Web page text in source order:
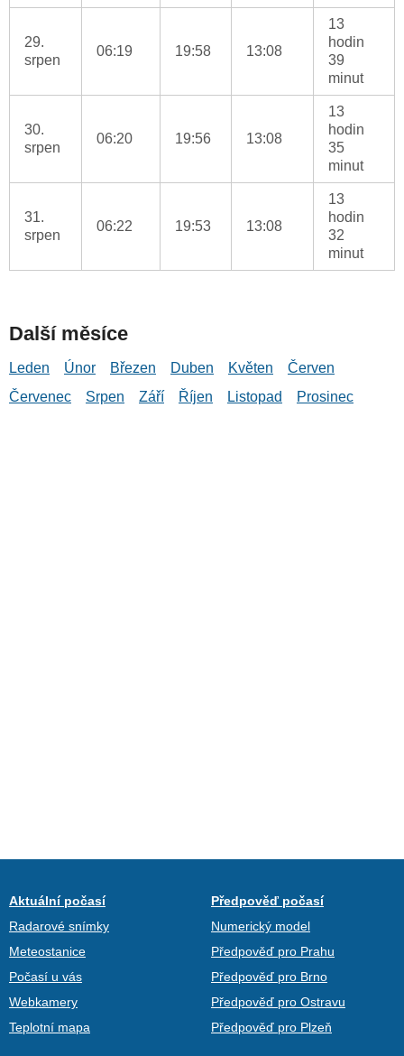
29.
srpen
06:19 19:58 13:08
13
hodin
39
minut
30.
srpen
06:20 19:56 13:08
13
hodin
35
minut
31.
srpen
06:22 19:53 13:08
13
hodin
32
minut
Další měsíce
Leden Únor Březen Duben Květen
Červen
Červenec
Srpen Září Říjen Listopad Prosinec
Aktuální počasí
Radarové snímky
Meteostanice
Počasí u vás
Webkamery
Teplotní mapa
Předpověď počasí
Numerický model
Předpověď pro Prahu
Předpověď pro Brno
Předpověď pro Ostravu
Předpověď pro Plzeň